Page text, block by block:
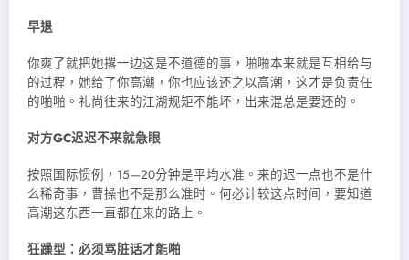
早退
你爽了就把她撂一边这是不道德的事，啪啪本来就是互相给与
的过程，她给了你高潮，你也应该还之以高潮，这才是负责任
的啪啪。礼尚往来的江湖规矩不能坏，出来混总是要还的。
对方GC迟迟不来就急眼
按照国际惯例，15—20分钟是平均水准。来的迟一点也不是什
么稀奇事，曹操也不是那么准时。何必计较这点时间，要知道
高潮这东西一直都在来的路上。
狂躁型：必须骂脏话才能啪